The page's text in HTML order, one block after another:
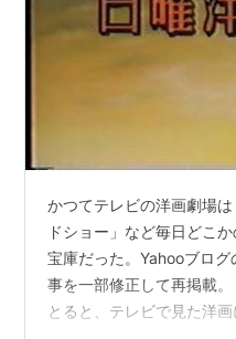
かつてテレビの洋画劇場
ドショー」など毎日どこ
宝庫だった。Yahooブロ
事を一部修正して再掲載
とると、テレビで見た洋